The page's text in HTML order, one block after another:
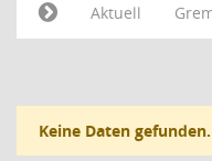
Aktuell
Keine Daten gefunden.